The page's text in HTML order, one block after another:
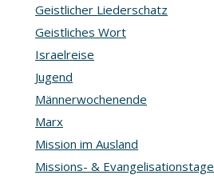
Geistlicher Liederschatz
Geistliches Wort
Israelreise
Jugend
Männerwochenende
Marx
Mission im Ausland
Missions- & Evangelisationstage